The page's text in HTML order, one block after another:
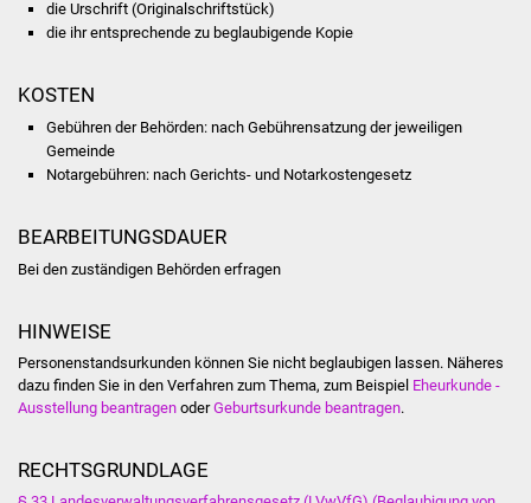
Ärzte und Apotheken
Pflege von Angehörigen
Bürgerbus (MOBS)
die Urschrift (Originalschriftstück)
die ihr entsprechende zu beglaubigende Kopie
KOSTEN
Gebühren der Behörden: nach Gebührensatzung der jeweiligen
Gemeinde
Notargebühren: nach Gerichts- und Notarkostengesetz
BEARBEITUNGSDAUER
Bei den zuständigen Behörden erfragen
HINWEISE
Personenstandsurkunden können Sie nicht beglaubigen lassen. Näheres
dazu finden Sie in den Verfahren zum Thema, zum Beispiel Eheurkunde -
Ausstellung beantragenoderGeburtsurkunde beantragen.
RECHTSGRUNDLAGE